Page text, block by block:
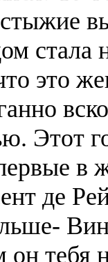
стала
это
Этот
в
де
он тебя